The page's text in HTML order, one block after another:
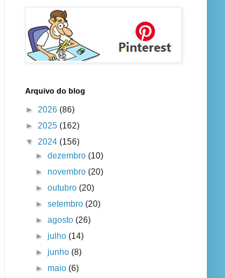
Arquivo do blog
► 2026 (86)
► 2025 (162)
▼ 2024 (156)
► dezembro (10)
► novembro (20)
► outubro (20)
► setembro (20)
► agosto (26)
► julho (14)
► junho (8)
► maio (6)